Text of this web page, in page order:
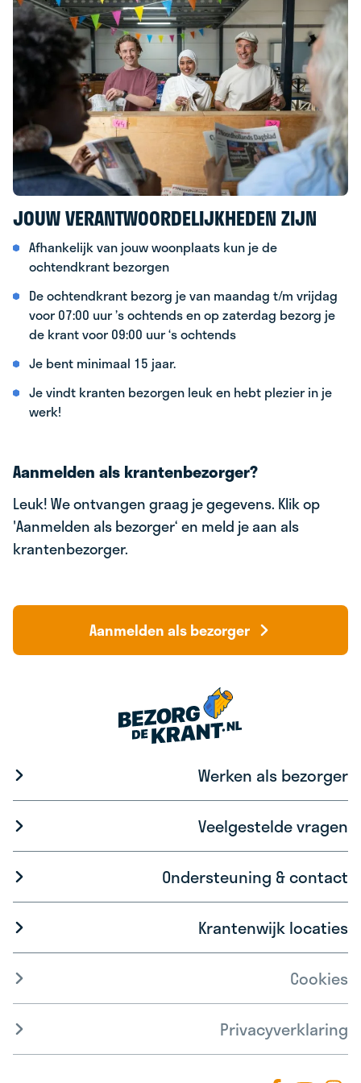
JOUW VERANTWOORDELIJKHEDEN ZIJN
Afhankelijk van jouw woonplaats kun je de
ochtendkrant bezorgen
De ochtendkrant bezorg je van maandag t/m vrijdag
voor 07:00 uur ’s ochtends en op zaterdag bezorg je
de krant voor 09:00 uur ‘s ochtends
Je bent minimaal 15 jaar.
Je vindt kranten bezorgen leuk en hebt plezier in je
werk!
Aanmelden als krantenbezorger?
Leuk! We ontvangen graag je gegevens. Klik op
'Aanmelden als bezorger‘ en meld je aan als
krantenbezorger.
Aanmelden als bezorger
Werken als bezorger
Veelgestelde vragen
Ondersteuning & contact
Krantenwijk locaties
Cookies
Privacyverklaring